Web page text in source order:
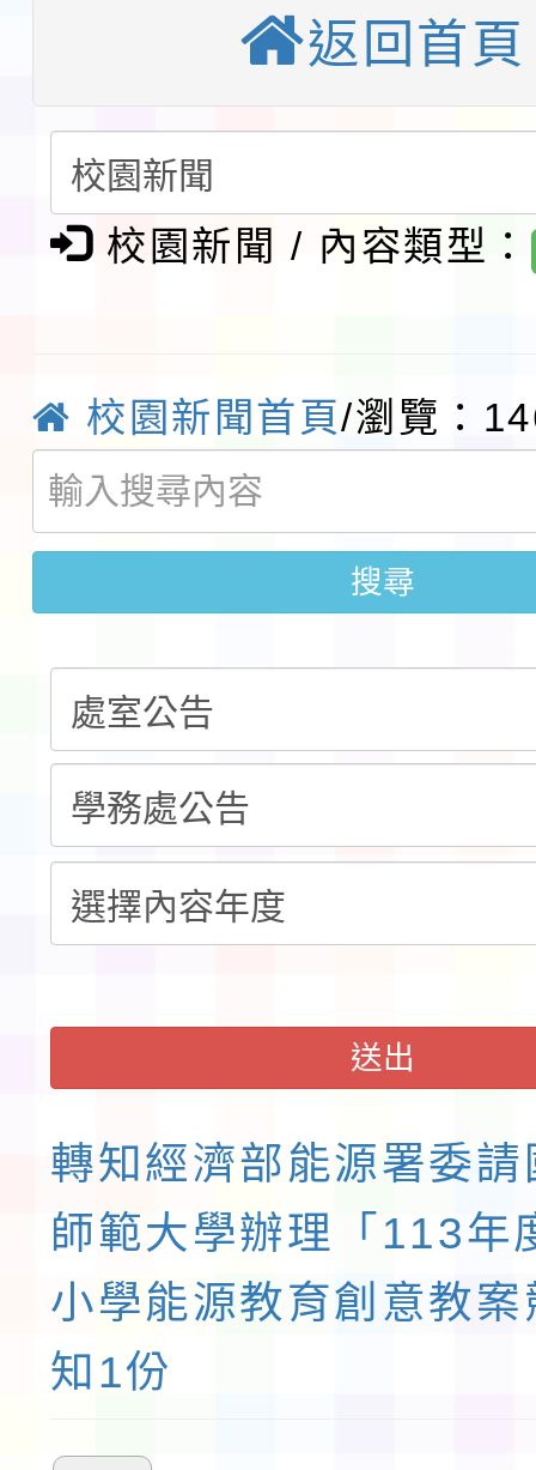
程安排一案
「桃園市補助參觀特色
展演活動實施計畫」
請一案
教育部校安中心白海豚
報
淨零綠領人才培育課程
檢送桃園市115學年度
函轉國家通訊傳播委員
鎮韌性（防空）演習－
速演練執行計畫」
「115年金融知識線上
法」
本校115學年度第1學
第3次招考代課鐘點教
告(不再辦理後續甄選)
檢送「桃園市115學年
賽實施要點」1份
本市「115學年度學生
程安排一案
「桃園市補助參觀特色
展演活動實施計畫」
請一案
返回首頁
校園新聞 / 內容類型：
校園新聞首頁/瀏覽：
搜尋
送出
轉知經濟部能源署委
師範大學辦理「113年
小學能源教育創意教
知1份